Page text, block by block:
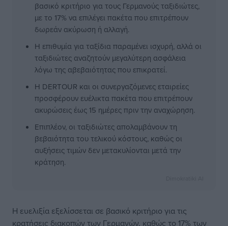
βασικό κριτήριο για τους Γερμανούς ταξιδιώτες,
με το 17% να επιλέγει πακέτα που επιτρέπουν
δωρεάν ακύρωση ή αλλαγή.
Η επιθυμία για ταξίδια παραμένει ισχυρή, αλλά οι
ταξιδιώτες αναζητούν μεγαλύτερη ασφάλεια
λόγω της αβεβαιότητας που επικρατεί.
Η DERTOUR και οι συνεργαζόμενες εταιρείες
προσφέρουν ευέλικτα πακέτα που επιτρέπουν
ακυρώσεις έως 15 ημέρες πριν την αναχώρηση.
Επιπλέον, οι ταξιδιώτες απολαμβάνουν τη
βεβαιότητα του τελικού κόστους, καθώς οι
αυξήσεις τιμών δεν μετακυλίονται μετά την
κράτηση.
Η ευελιξία εξελίσσεται σε βασικό κριτήριο για τις
κρατήσεις διακοπών των Γερμανών, καθώς το 17% των